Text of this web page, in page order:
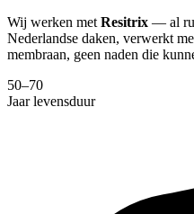
Wij werken met Resitrix — al
Nederlandse daken, verwerkt
membraan, geen naden die
50–70
Jaar levensduur